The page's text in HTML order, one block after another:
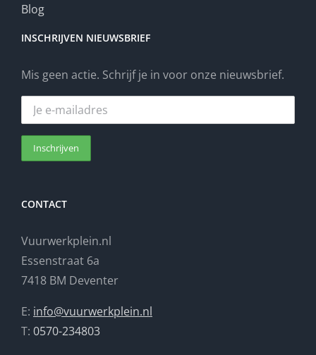
Blog
INSCHRIJVEN NIEUWSBRIEF
Mis geen actie. Schrijf je in voor onze nieuwsbrief.
CONTACT
Vuurwerkplein.nl
Essenstraat 6a
7418 BM Deventer
E: info@vuurwerkplein.nl
T: 0570-234803